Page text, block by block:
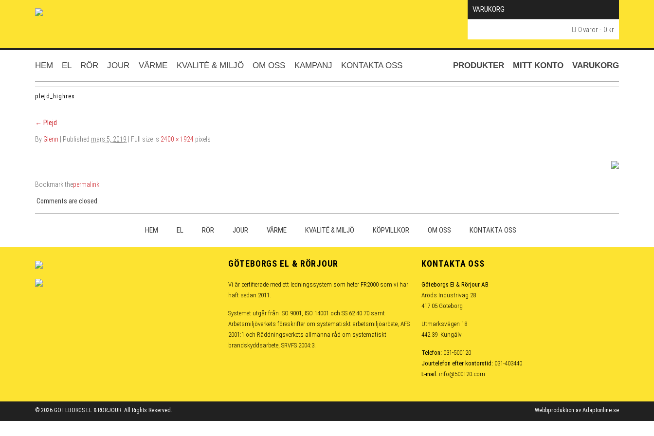
VARUKORG
0 varor 0 kr
HEM EL RÖR JOUR VÄRME KVALITÉ & MILJÖ OM OSS KAMPANJ KONTAKTA OSS PRODUKTER MITT KONTO VARUKORG
plejd_highres
← Plejd
By Glenn Published mars 5, 2019 | Full size is 2400 × 1924 pixels
Bookmark thepermalink
Comments are closed.
HEM EL RÖR JOUR VÄRME KVALITÉ & MILJÖ KÖPVILLKOR OM OSS KONTAKTA OSS
GÖTEBORGS EL & RÖRJOUR
Vi är certifierade med ett ledningssystem som heter FR2000 som vi har
haft sedan 2011.
Systemet utgår från ISO 9001, ISO 14001 och SS 62 40 70 samt
Arbetsmiljöverkets föreskrifter om systematiskt arbetsmiljöarbete, AFS
2001:1 och Räddningsverkets allmänna råd om systematiskt
brandskyddsarbete, SRVFS 2004:3.
KONTAKTA OSS
Göteborgs El & Rörjour AB
Aröds Industriväg 28
417 05 Göteborg
Utmarksvägen 18
442 39 Kungälv
Telefon: 031-500120
Jourtelefon efter kontorstid: 031-403440
E-mail: info@500120.com
© 2026 GÖTEBORGS EL & RÖRJOUR. All Rights Reserved. Webbproduktion av Adaptonline.se